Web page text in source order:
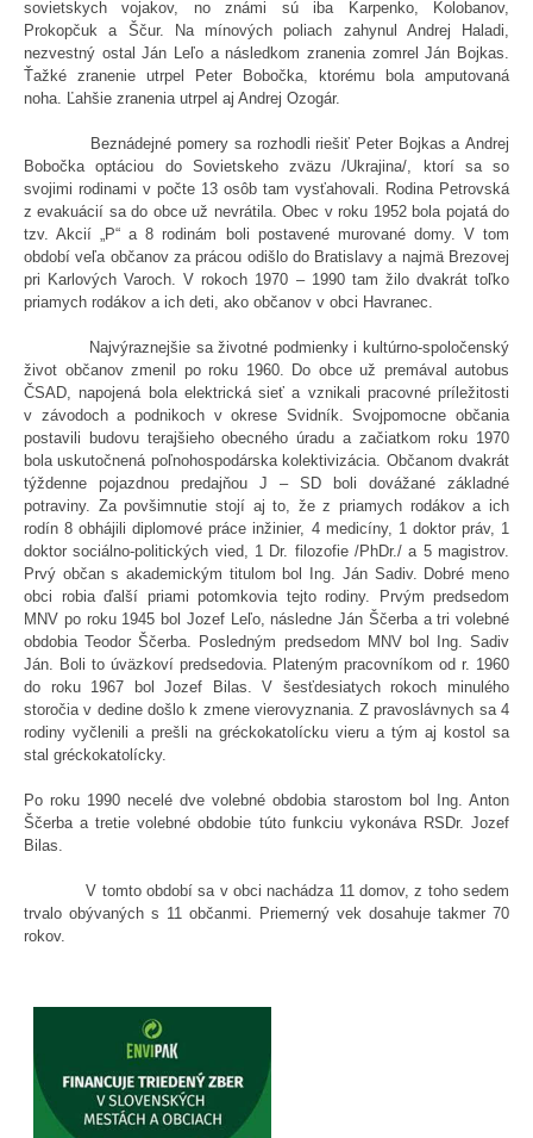
sovietskych vojakov, no známi sú iba Karpenko, Kolobanov,
Prokopčuk a Ščur. Na mínových poliach zahynul Andrej Haladi,
nezvestný ostal Ján Leľo a následkom zranenia zomrel Ján Bojkas.
Ťažké zranenie utrpel Peter Bobočka, ktorému bola amputovaná
noha. Ľahšie zranenia utrpel aj Andrej Ozogár.
Beznádejné pomery sa rozhodli riešiť Peter Bojkas a Andrej
Bobočka optáciou do Sovietskeho zväzu /Ukrajina/, ktorí sa so
svojimi rodinami v počte 13 osôb tam vysťahovali. Rodina Petrovská
z evakuácií sa do obce už nevrátila. Obec v roku 1952 bola pojatá do
tzv. Akcií „P“ a 8 rodinám boli postavené murované domy. V tom
období veľa občanov za prácou odišlo do Bratislavy a najmä Brezovej
pri Karlových Varoch. V rokoch 1970 – 1990 tam žilo dvakrát toľko
priamych rodákov a ich deti, ako občanov v obci Havranec.
Najvýraznejšie sa životné podmienky i kultúrno-spoločenský
život občanov zmenil po roku 1960. Do obce už premával autobus
ČSAD, napojená bola elektrická sieť a vznikali pracovné príležitosti
v závodoch a podnikoch v okrese Svidník. Svojpomocne občania
postavili budovu terajšieho obecného úradu a začiatkom roku 1970
bola uskutočnená poľnohospodárska kolektivizácia. Občanom dvakrát
týždenne pojazdnou predajňou J – SD boli dovážané základné
potraviny. Za povšimnutie stojí aj to, že z priamych rodákov a ich
rodín 8 obhájili diplomové práce inžinier, 4 medicíny, 1 doktor práv, 1
doktor sociálno-politických vied, 1 Dr. filozofie /PhDr./ a 5 magistrov.
Prvý občan s akademickým titulom bol Ing. Ján Sadiv. Dobré meno
obci robia ďalší priami potomkovia tejto rodiny. Prvým predsedom
MNV po roku 1945 bol Jozef Leľo, následne Ján Ščerba a tri volebné
obdobia Teodor Ščerba. Posledným predsedom MNV bol Ing. Sadiv
Ján. Boli to úväzkoví predsedovia. Plateným pracovníkom od r. 1960
do roku 1967 bol Jozef Bilas. V šesťdesiatych rokoch minulého
storočia v dedine došlo k zmene vierovyznania. Z pravoslávnych sa 4
rodiny vyčlenili a prešli na gréckokatolícku vieru a tým aj kostol sa
stal gréckokatolícky.
Po roku 1990 necelé dve volebné obdobia starostom bol Ing. Anton
Ščerba a tretie volebné obdobie túto funkciu vykonáva RSDr. Jozef
Bilas.
V tomto období sa v obci nachádza 11 domov, z toho sedem
trvalo obývaných s 11 občanmi. Priemerný vek dosahuje takmer 70
rokov.